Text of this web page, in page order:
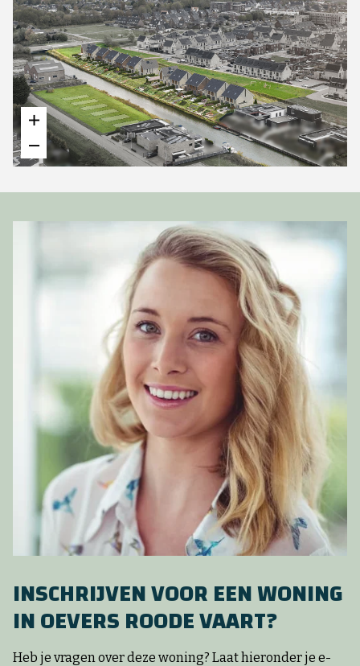
royale ruimtes voor werk, hobby, sport of logees, plus
een technische ruimte inclusief wasmachine‑ en
drogeraansluiting.
Waarom kiezen voor deze woningen?
INSCHRIJVEN VOOR EEN WONING
IN OEVERS ROODE VAART?
Heb je vragen over deze woning? Laat hieronder je e-